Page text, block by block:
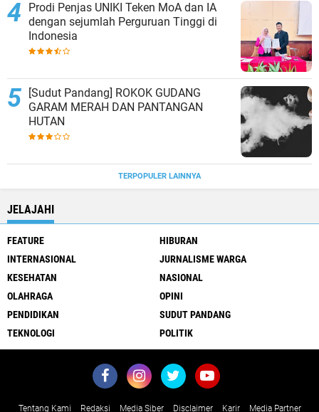
Prodi Penjas UNIKI Teken MoA dan IA
dengan sejumlah Perguruan Tinggi di
Indonesia
[Sudut Pandang] ROKOK GUDANG
GARAM MERAH DAN PANTANGAN
HUTAN
TERPOPULER LAINNYA
JELAJAHI
FEATURE
HIBURAN
INTERNASIONAL
JURNALISME WARGA
KESEHATAN
NASIONAL
OLAHRAGA
OPINI
PENDIDIKAN
SUDUT PANDANG
TEKNOLOGI
POLITIK
Tentang Kami Redaksi Media Siber Disclaimer Karir Media Partner